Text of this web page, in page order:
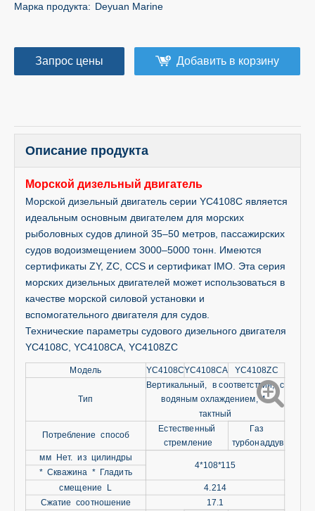
Марка продукта: Deyuan Marine
Запрос цены Добавить в корзину
Описание продукта
Морской дизельный двигатель
Морской дизельный двигатель серии YC4108C является
идеальным основным двигателем для морских
рыболовных судов длиной 35–50 метров, пассажирских
судов водоизмещением 3000–5000 тонн. Имеются
сертификаты ZY, ZC, CCS и сертификат IMO. Эта серия
морских дизельных двигателей может использоваться в
качестве морской силовой установки и
вспомогательного двигателя для судов.
Технические параметры судового дизельного двигателя
YC4108C, YC4108CA, YC4108ZC
Модель YC4108CYC4108CA YC4108ZC
Тип
Вертикальный, в соответствии, с
водяным охлаждением, 4-
тактный
Потребление способ
Естественный
стремление
Газ
турбонаддув
мм Нет. из цилиндры
4*108*115
* Скважина * Гладить
смещение L
4.214
Сжатие соотношение
17.1